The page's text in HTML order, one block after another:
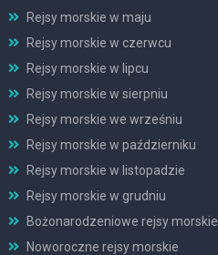
Rejsy morskie w maju
Rejsy morskie w czerwcu
Rejsy morskie w lipcu
Rejsy morskie w sierpniu
Rejsy morskie we wrześniu
Rejsy morskie w październiku
Rejsy morskie w listopadzie
Rejsy morskie w grudniu
Bożonarodzeniowe rejsy morskie
Noworoczne rejsy morskie